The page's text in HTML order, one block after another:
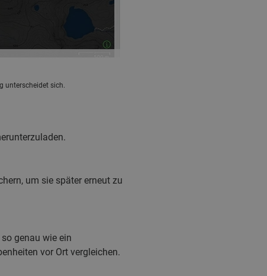
unterscheidet sich.
um sie später erneut zu
genau wie ein
vor Ort vergleichen.